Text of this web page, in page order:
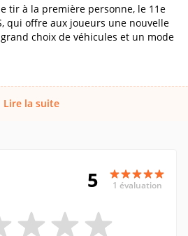
tir à la première personne, le 11e
qui offre aux joueurs une nouvelle
choix de véhicules et un mode
Lire la suite
5 1 évaluation